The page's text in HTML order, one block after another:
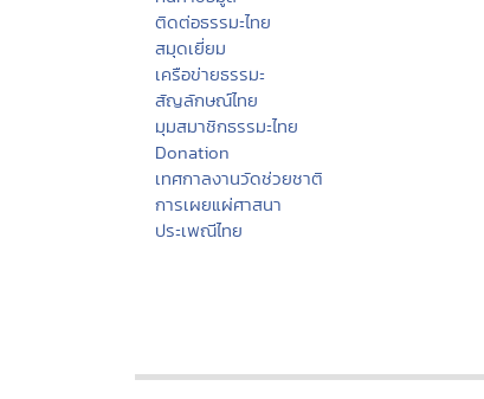
ติดต่อธรรมะไทย
สมุดเยี่ยม
เครือข่ายธรรมะ
สัญลักษณ์ไทย
มุมสมาชิกธรรมะไทย
Donation
เทศกาลงานวัดช่วยชาติ
การเผยแผ่ศาสนา
ประเพณีไทย